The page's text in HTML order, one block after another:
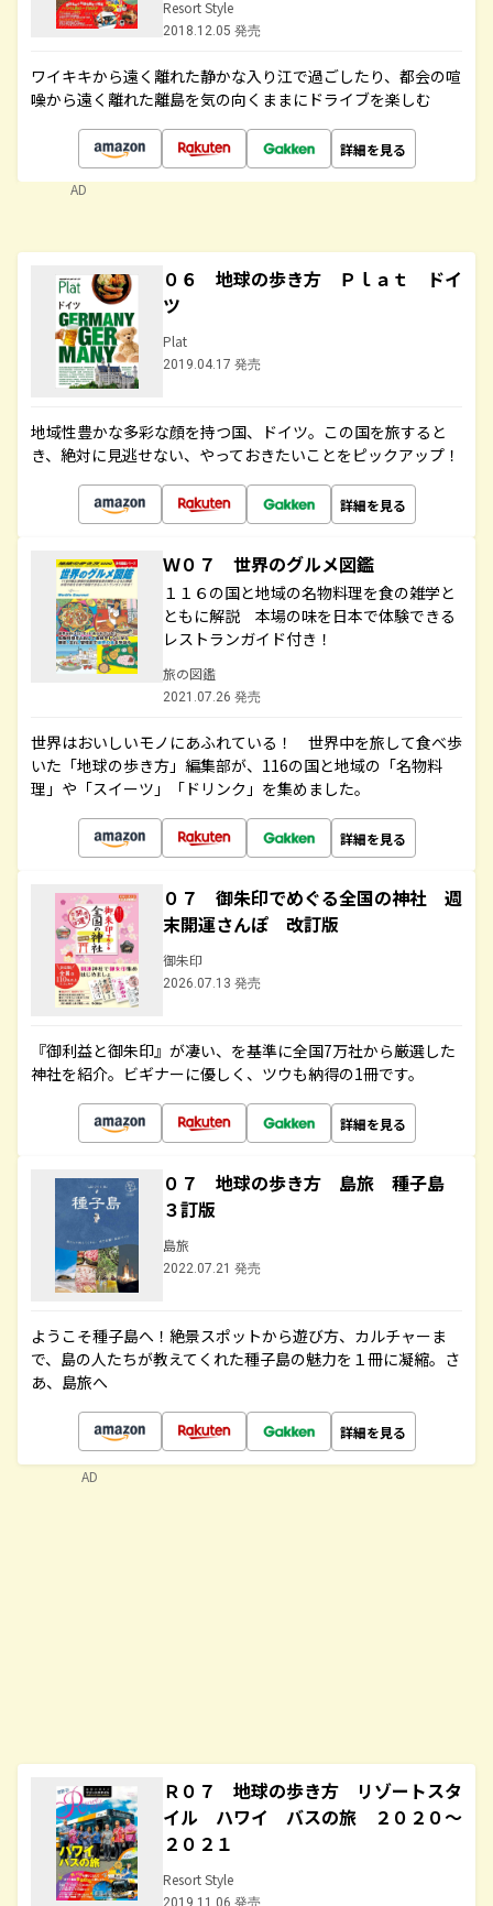
Resort Style
2018.12.05 発売
ワイキキから遠く離れた静かな入り江で過ごしたり、都会の喧
噪から遠く離れた離島を気の向くままにドライブを楽しむ
詳細を見る
AD
０６ 地球の歩き方 Ｐｌａｔ ドイ
ツ
Plat
2019.04.17 発売
地域性豊かな多彩な顔を持つ国、ドイツ。この国を旅すると
き、絶対に見逃せない、やっておきたいことをピックアップ！
詳細を見る
Ｗ０７ 世界のグルメ図鑑
１１６の国と地域の名物料理を食の雑学と
ともに解説 本場の味を日本で体験できる
レストランガイド付き！
旅の図鑑
2021.07.26 発売
世界はおいしいモノにあふれている！ 世界中を旅して食べ歩
いた「地球の歩き方」編集部が、116の国と地域の「名物料
理」や「スイーツ」「ドリンク」を集めました。
詳細を見る
０７ 御朱印でめぐる全国の神社 週
末開運さんぽ 改訂版
御朱印
2026.07.13 発売
『御利益と御朱印』が凄い、を基準に全国7万社から厳選した
神社を紹介。ビギナーに優しく、ツウも納得の1冊です。
詳細を見る
０７ 地球の歩き方 島旅 種子島
３訂版
島旅
2022.07.21 発売
ようこそ種子島へ！絶景スポットから遊び方、カルチャーま
で、島の人たちが教えてくれた種子島の魅力を１冊に凝縮。さ
あ、島旅へ
詳細を見る
Ｒ０７ 地球の歩き方 リゾートスタ
イル ハワイ バスの旅 ２０２０～
２０２１
Resort Style
2019.11.06 発売
AD